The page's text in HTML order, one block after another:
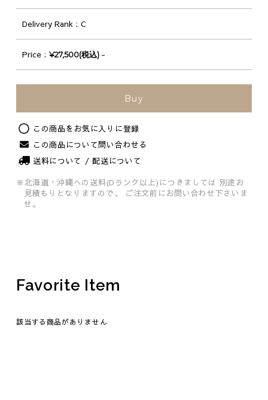
Delivery Rank C
Price ¥27,500(税込) -
Buy
この商品をお気に入りに登録
この商品について問い合わせる
送料について / 配送について
※北海道・沖縄への送料(Dランク以上)につきましては 別途お
見積もりとなりますので、
ご注文前にお問い合わせ下さいま
せ。
Favorite Item
該当する商品がありません